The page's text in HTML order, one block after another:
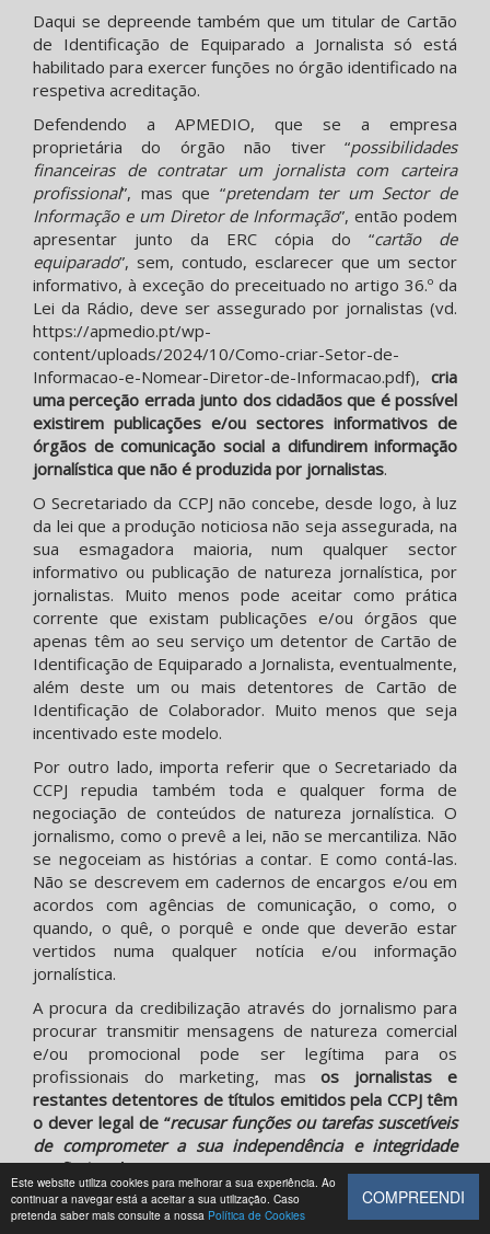
COMPREENDI
Este website utiliza cookies para melhorar a sua experiência. Ao
continuar a navegar está a aceitar a sua utilização. Caso
pretenda saber mais consulte a nossa Política de Cookies
Daqui se depreende também que um titular de Cartão
de Identificação de Equiparado a Jornalista só está
habilitado para exercer funções no órgão identificado na
respetiva acreditação.
Defendendo a APMEDIO, que se a empresa
proprietária do órgão não tiver “possibilidades
financeiras de contratar um jornalista com carteira
profissional”, mas que “pretendam ter um Sector de
Informação e um Diretor de Informação”, então podem
apresentar junto da ERC cópia do “cartão de
equiparado”, sem, contudo, esclarecer que um sector
informativo, à exceção do preceituado no artigo 36.º da
Lei da Rádio, deve ser assegurado por jornalistas (vd.
https://apmedio.pt/wp-
content/uploads/2024/10/Como-criar-Setor-de-
Informacao-e-Nomear-Diretor-de-Informacao.pdf), cria
uma perceção errada junto dos cidadãos que é possível
existirem publicações e/ou sectores informativos de
órgãos de comunicação social a difundirem informação
jornalística que não é produzida por jornalistas.
O Secretariado da CCPJ não concebe, desde logo, à luz
da lei que a produção noticiosa não seja assegurada, na
sua esmagadora maioria, num qualquer sector
informativo ou publicação de natureza jornalística, por
jornalistas. Muito menos pode aceitar como prática
corrente que existam publicações e/ou órgãos que
apenas têm ao seu serviço um detentor de Cartão de
Identificação de Equiparado a Jornalista, eventualmente,
além deste um ou mais detentores de Cartão de
Identificação de Colaborador. Muito menos que seja
incentivado este modelo.
Por outro lado, importa referir que o Secretariado da
CCPJ repudia também toda e qualquer forma de
negociação de conteúdos de natureza jornalística. O
jornalismo, como o prevê a lei, não se mercantiliza. Não
se negoceiam as histórias a contar. E como contá-las.
Não se descrevem em cadernos de encargos e/ou em
acordos com agências de comunicação, o como, o
quando, o quê, o porquê e onde que deverão estar
vertidos numa qualquer notícia e/ou informação
jornalística.
A procura da credibilização através do jornalismo para
procurar transmitir mensagens de natureza comercial
e/ou promocional pode ser legítima para os
profissionais do marketing, masos jornalistas e
restantes detentores de títulos emitidos pela CCPJ têm
o dever legal de “recusar funções ou tarefas suscetíveis
de comprometer a sua independência e integridade
profissional” (artigo 14.º. n.º 1, alínea c) do Estatuto do
Jornalista).
Assim, recorda-se que o exercício da profissão de